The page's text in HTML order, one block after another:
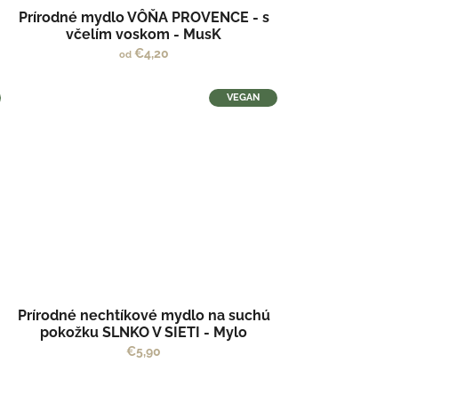
Prírodné mydlo VÔŇA PROVENCE - s
včelím voskom - MusK
od€4,20
VEGAN
Prírodné nechtíkové mydlo na suchú
pokožku SLNKO V SIETI - Mylo
€5,90